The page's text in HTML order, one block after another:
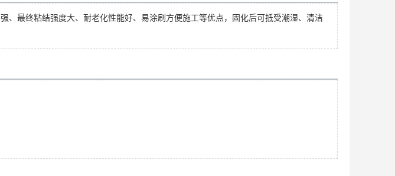
、最终粘结强度大、耐老化性能好、易涂刷方便施工等优点，固化后可抵受潮湿、清洁